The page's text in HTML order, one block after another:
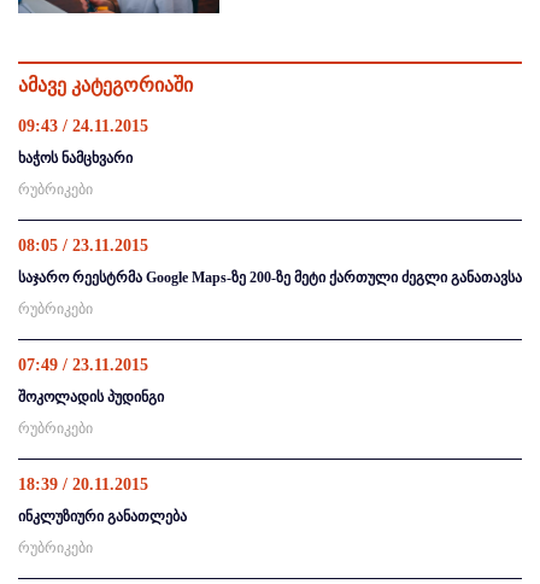
ამავე კატეგორიაში
09:43 / 24.11.2015
ხაჭოს ნამცხვარი
რუბრიკები
08:05 / 23.11.2015
საჯარო რეესტრმა Google Maps-ზე 200-ზე მეტი ქართული ძეგლი განათავსა
რუბრიკები
07:49 / 23.11.2015
შოკოლადის პუდინგი
რუბრიკები
18:39 / 20.11.2015
ინკლუზიური განათლება
რუბრიკები